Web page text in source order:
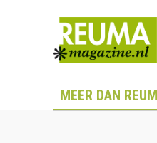
MEER DAN